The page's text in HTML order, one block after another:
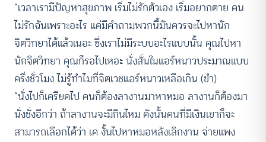
“เวลาเรามีปัญหาสุขภาพ เริ่มไม่รักตัวเอง เริ่มอยากตาย คน
ไม่รักฉันเพราะอะไร แค่มีคำถามพวกนี้มันควรจะไปหานัก
จิตวิทยาได้แล้วเนอะ ซึ่งเราไม่มีระบบอะไรแบบนั้น คุณไปหา
นักจิตวิทยา คุณก็รอไปเหอะ นั่งสั่นในแอร์หนาวประมาณแบบ
ครึ่งชั่วโมง ไม่รู้ทำไมที่จิตเวชแอร์หนาวเหลือเกิน (ขำ)
“นั่งไปก็เครียดไป คนก็ต้องลางานมาหาหมอ ลางานก็ต้องมา
นั่งชั่งอีกว่า ถ้าลางานจะมีกินไหม ดังนั้นคนที่มีเงินเขาก็จะ
สามารถเลือกได้ว่า เค งั้นไปหาหมอหลังเลิกงาน จ่ายแพง